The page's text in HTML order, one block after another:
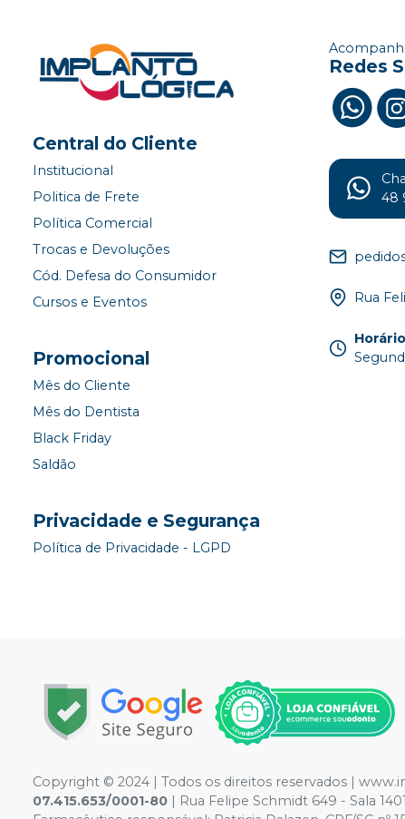
Central do Cliente
Institucional
Politica de Frete
Política Comercial
Trocas e Devoluções
Cód. Defesa do Consumidor
Cursos e Eventos
Promocional
Mês do Cliente
Mês do Dentista
Black Friday
Saldão
Privacidade e Segurança
Política de Privacidade - LGPD
Redes
48
Rua
Copyright © 2024 | Todos os direitos reservados |
07.415.653/0001-80 | Rua Felipe Schmidt 649 - Sala